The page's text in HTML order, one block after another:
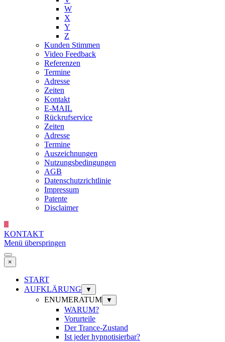
W
X
Y
Z
Kunden Stimmen
Video Feedback
Referenzen
Termine
Adresse
Zeiten
Kontakt
E-MAIL
Rückrufservice
Zeiten
Adresse
Termine
Auszeichnungen
Nutzungsbedingungen
AGB
Datenschutzrichtlinie
Impressum
Patente
Disclaimer
KONTAKT
Menü überspringen
×
START
AUFKLÄRUNG
▼
ENUMERATUM ▼
WARUM?
Vorurteile
Der Trance-Zustand
Ist jeder hypnotisierbar?